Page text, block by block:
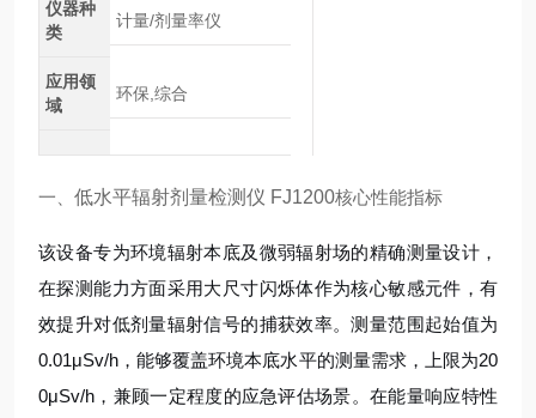
仪器种
类
计量/剂量率仪
应用领
域
环保,综合
一、 低水平辐射剂量检测仪 FJ1200核心性能指标
该设备专为环境辐射本底及微弱辐射场的精确测量设计，
在探测能力方面采用大尺寸闪烁体作为核心敏感元件，有
效提升对低剂量辐射信号的捕获效率。测量范围起始值为
0.01μSv/h，能够覆盖环境本底水平的测量需求，上限为20
0μSv/h，兼顾一定程度的应急评估场景。在能量响应特性